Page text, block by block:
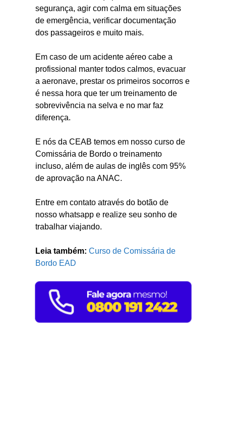
segurança, agir com calma em situações
de emergência, verificar documentação
dos passageiros e muito mais.
Em caso de um acidente aéreo cabe a
profissional manter todos calmos, evacuar
a aeronave, prestar os primeiros socorros e
é nessa hora que ter um treinamento de
sobrevivência na selva e no mar faz
diferença.
E nós da CEAB temos em nosso curso de
Comissária de Bordo o treinamento
incluso, além de aulas de inglês com 95%
de aprovação na ANAC.
Entre em contato através do botão de
nosso whatsapp e realize seu sonho de
trabalhar viajando.
Leia também: Curso de Comissária de
Bordo EAD